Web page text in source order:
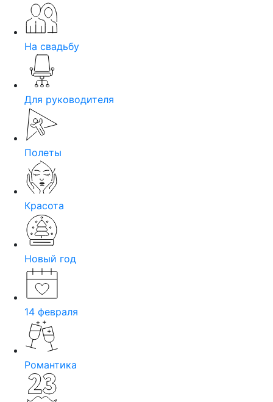
На свадьбу
Для руководителя
Полеты
Красота
Новый год
14 февраля
Романтика